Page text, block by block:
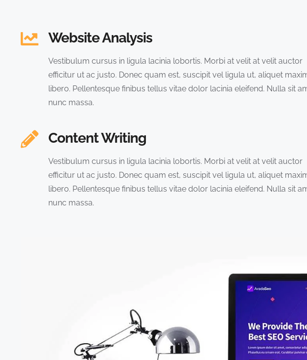
Website Analysis
Vestibulum cursus in ligula lacinia lobortis. Morbi at velit at velit auctor
efficitur ut ac justo. Donec quam est, suscipit vel ligula ut, aliquet
libero. Pellentesque finibus tellus vitae dolor lacinia eleifend. Nulla sit
nunc massa.
Content Writing
Vestibulum cursus in ligula lacinia lobortis. Morbi at velit at velit auctor
efficitur ut ac justo. Donec quam est, suscipit vel ligula ut, aliquet
libero. Pellentesque finibus tellus vitae dolor lacinia eleifend. Nulla sit
nunc massa.